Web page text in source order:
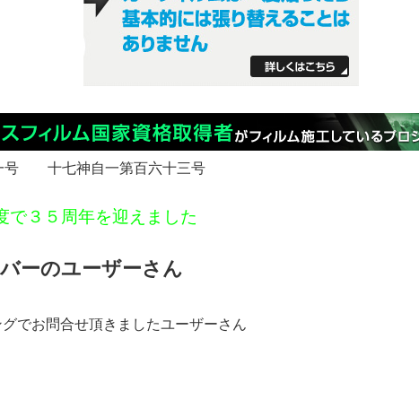
号 十七神自一第百六十三号
で３５周年を迎えました
ーのユーザーさん
でお問合せ頂きましたユーザーさん